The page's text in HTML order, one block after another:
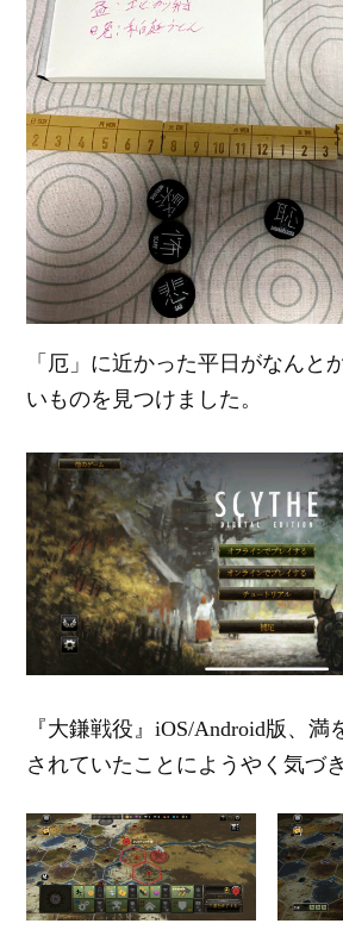
「厄」に近かった平日がなんと
いものを見つけました。
『大鎌戦役』iOS/Android版、満
されていたことにようやく気づ